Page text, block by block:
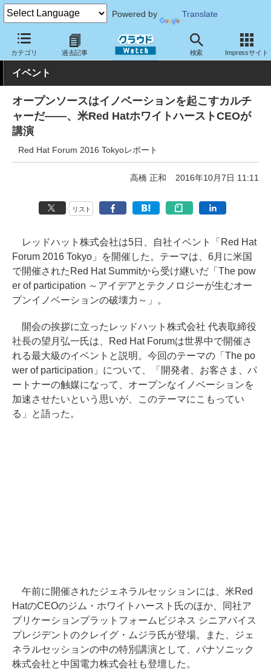
Powered by Translate
カテゴリ 過去記事 検索 Impressサイト
クラウド Watch イベント Red Hat
イベント
オープンソースはイノベーションを起こすカルチ
ャーだ――、米Red HatホワイトハーストCEOが
講演
Red Hat Forum 2016 Tokyoレポート
高橋 正和 2016年10月7日 11:11
リスト
レッドハット株式会社は5日、自社イベント「Red Hat
Forum 2016 Tokyo」を開催した。テーマは、6月に米国
で開催されたRed Hat Summitから受け継いだ「The pow
er of participation ～アイデアとテクノロジーが生むオー
プンイノベーションの破壊力～」。
開会の挨拶に立ったレッドハット株式会社 代表取締役
社長の望月弘一氏は、Red Hat Forumは世界中で開催さ
れる最大級のイベントと説明。今回のテーマの「The po
wer of participation」について、「開発者、お客さま、パ
ートナーの触媒になって、オープンなイノベーションを
加速させたいという思いが、このテーマにこもってい
る」と語った。
午前に開催されたジェネラルセッションには、米Red
HatのCEOのジム・ホワイトハースト氏のほか、同社ア
プリケーションプラットフォームビジネス シニアバイス
プレジデントのクレイグ・ムジラ氏が登場。また、ジェ
ネラルセッションの中の特別講演として、パナソニック
株式会社と中国電力株式会社も登壇した。